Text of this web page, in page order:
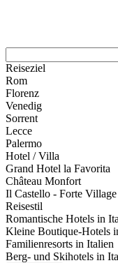
Reiseziel
Rom
Florenz
Venedig
Sorrent
Lecce
Palermo
Hotel / Villa
Grand Hotel la Favorita
Château Monfort
Il Castello - Forte Village
Reisestil
Romantische Hotels in
Kleine Boutique-Hotels
Familienresorts in Italien
Berg- und Skihotels in